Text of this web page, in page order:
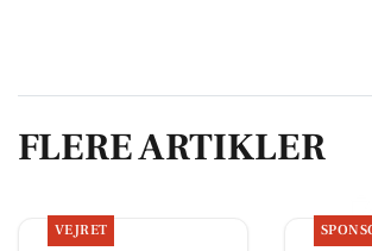
FLERE ARTIKLER
VEJRET